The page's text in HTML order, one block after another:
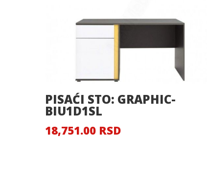
PISAĆI STO: GRAPHIC-
BIU1D1SL
18,751.00 RSD